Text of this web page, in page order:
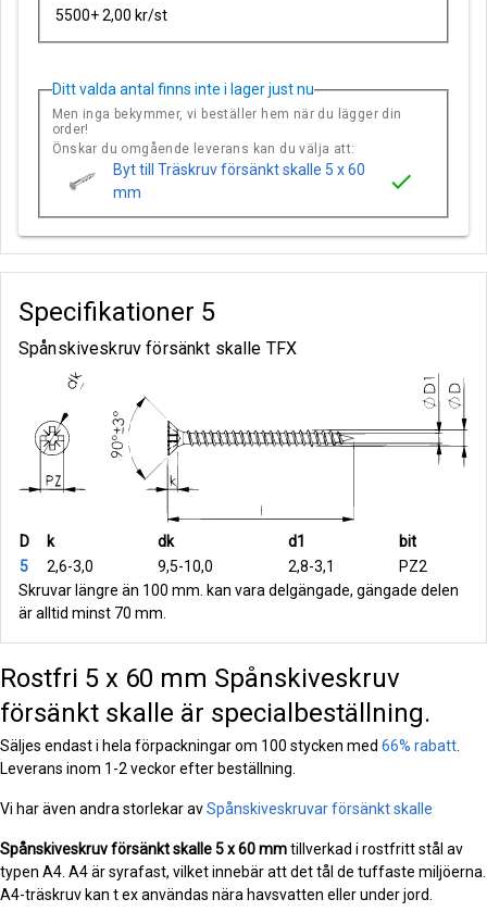
5500+ 2,00 kr/st
Ditt valda antal finns inte i lager just nu
Men inga bekymmer, vi beställer hem när du lägger din
order!
Önskar du omgående leverans kan du välja att:
Byt till Träskruv försänkt skalle 5 x 60
mm
check
Specifikationer 5
Spånskiveskruv försänkt skalle TFX
D k dk d1
bit
5
2,6-3,0 9,5-10,0 2,8-3,1
PZ2
Skruvar längre än 100 mm. kan vara delgängade, gängade delen
är alltid minst 70 mm.
Rostfri 5 x 60 mm Spånskiveskruv
försänkt skalle är specialbeställning.
Säljes endast i hela förpackningar om 100 stycken med 66% rabatt
Leverans inom 1-2 veckor efter beställning.
Vi har även andra storlekar avSpånskiveskruvar försänkt skalle
Spånskiveskruv försänkt skalle5 x 60 mmtillverkad i rostfritt stål av
typen A4. A4 är syrafast, vilket innebär att det tål de tuffaste miljöerna.
A4-träskruv kan t ex användas nära havsvatten eller under jord.